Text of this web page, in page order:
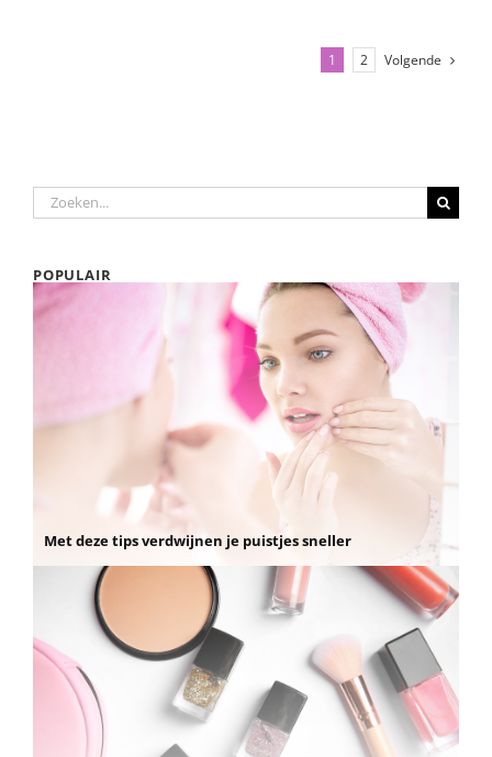
1 2 Volgende
Zoeken
naar:
POPULAIR
Met deze tips verdwijnen je puistjes sneller